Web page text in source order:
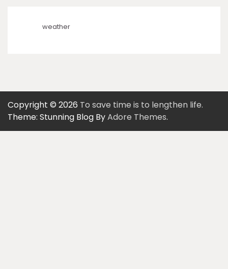
weather
Copyright © 2026 To save time is to lengthen life.
Theme: Stunning Blog ByAdore Themes.